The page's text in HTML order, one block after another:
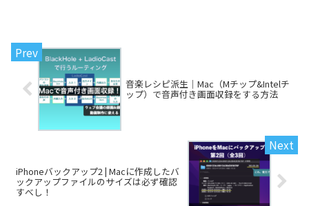
音楽レシピ派生｜Mac（Mチップ&Intelチ
ップ）で音声付き画面収録をする方法
iPhoneバックアップ2 | Macに作成したバ
ックアップファイルのサイズは必ず確認
すべし！